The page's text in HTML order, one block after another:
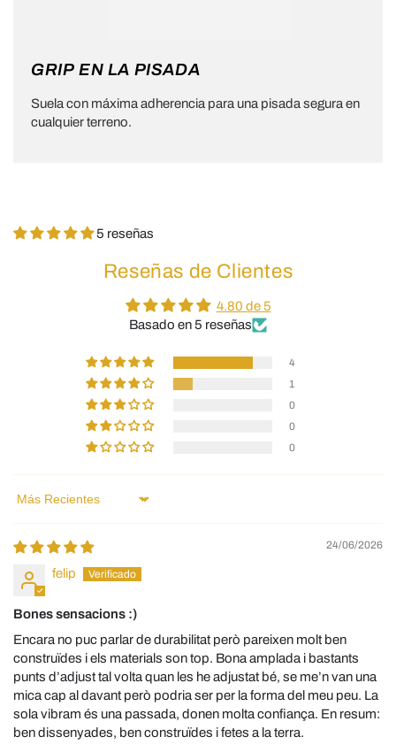
GRIP EN LA PISADA
Suela con máxima adherencia para una pisada segura en
cualquier terreno.
5 reseñas
Reseñas de Clientes
4.80 de 5
Basado en 5 reseñas
4
1
0
0
0
Sort by
24/06/2026
felip
Bones sensacions :)
Encara no puc parlar de durabilitat però pareixen molt ben
construïdes i els materials son top. Bona amplada i bastants
punts d’adjust tal volta quan les he adjustat bé, se me’n van una
mica cap al davant però podria ser per la forma del meu peu. La
sola vibram és una passada, donen molta confiança. En resum:
ben dissenyades, ben construïdes i fetes a la terra.